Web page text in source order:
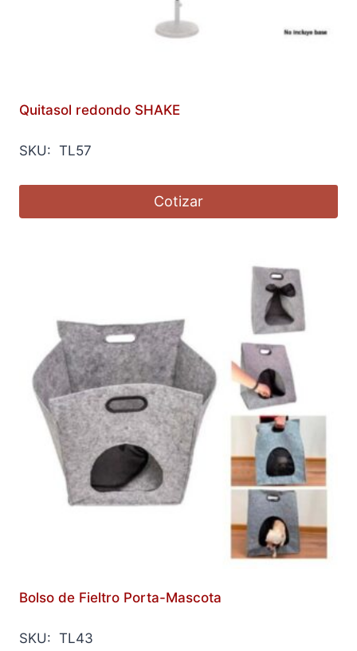
Quitasol redondo SHAKE
SKU: TL57
Cotizar
Bolso de Fieltro Porta-Mascota
SKU: TL43